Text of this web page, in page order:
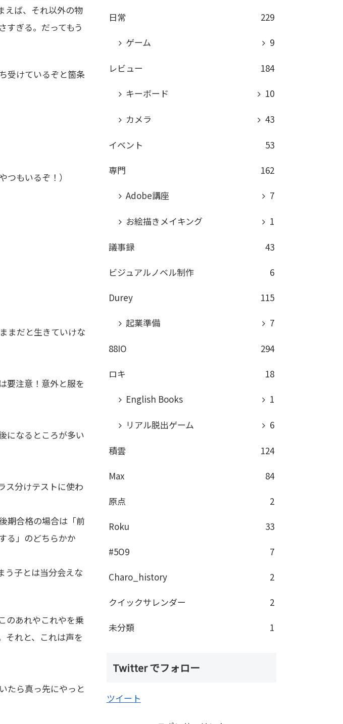
えば、それ以外の物
すぎる。だってもう
受けているぞと箇条
つもいるぞ！）
まだと生きていけな
要注意！意外と服を
になるところが多い
ス分けテストに使わ
期合格の場合は「前
る」のどちらかか
う子とは当分会えな
のあれやこれやを乗
それと、これは声を
たら真っ先にやっと
日常
229
ゲーム
9
レビュー
184
キーボード
10
カメラ 43
イベント
53
専門
162
Adobe講座
7
お絵描きメイキング 1
議事録
43
ビジュアルノベル制作
6
Durey
115
起業準備
7
88IO
294
ロキ
18
English Books
1
リアル脱出ゲーム 6
積雲
124
Max
84
原点
2
Roku
33
#5O9
7
Charo_history
2
クイックサレンダー
2
未分類
1
Twitter でフォロー
ツイート